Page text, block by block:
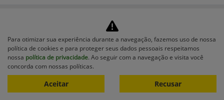
Equipamentos
Para otimizar sua experiência durante a navegação, fazemos uso de nossa
política de cookies e para proteger seus dados pessoais respeitamos
nossa política de privacidade. Ao seguir com a navegação e visita você
concorda com nossas políticas.
Aceitar Recusar